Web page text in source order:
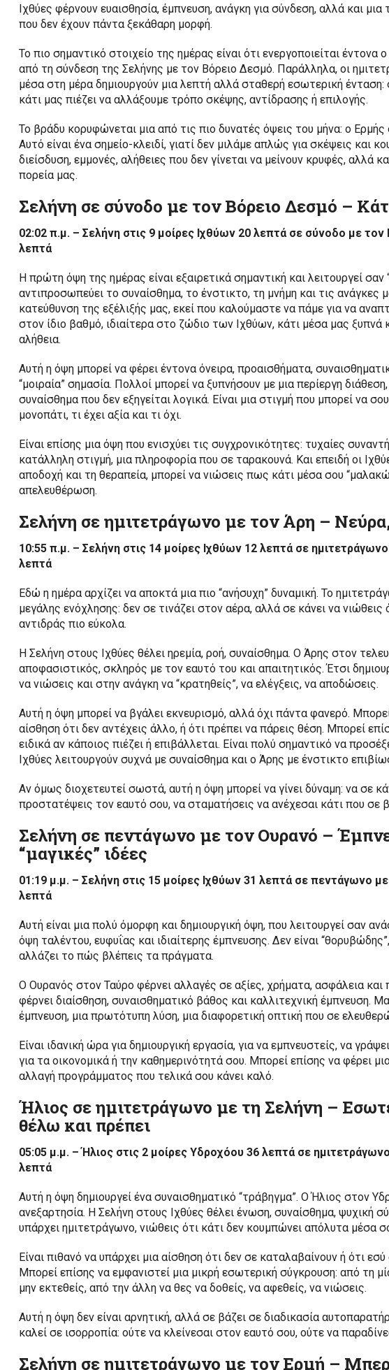
Ιχθύες φέρνουν ευαισθησία, έμπνευση, ανάγκη για σύνδεση, αλλά και
που δεν έχουν πάντα ξεκάθαρη μορφή.
Το πιο σημαντικό στοιχείο της ημέρας είναι ότι ενεργοποιείται
από τη σύνδεση της Σελήνης με τον Βόρειο Δεσμό. Παράλληλα, οι
μέσα στη μέρα δημιουργούν μια λεπτή αλλά σταθερή εσωτερική ένταση:
κάτι μας πιέζει να αλλάξουμε τρόπο σκέψης, αντίδρασης ή επιλογής.
Το βράδυ κορυφώνεται μια από τις πιο δυνατές όψεις του μήνα: ο
Αυτό είναι ένα σημείο-κλειδί, γιατί δεν μιλάμε απλώς για σκέψεις και
διείσδυση, εμμονές, αλήθειες που δεν γίνεται να μείνουν κρυφές, αλλά
πορεία μας.
Σελήνη σε σύνοδο με τον Βόρειο Δεσμό –
02:02 π.μ. – Σελήνη στις 9 μοίρες Ιχθύων 20 λεπτά σε σύνοδο με
λεπτά
Η πρώτη όψη της ημέρας είναι εξαιρετικά σημαντική και λειτουργεί
αντιπροσωπεύει το συναίσθημα, το ένστικτο, τη μνήμη και τις ανάγκες
κατεύθυνση της εξέλιξής μας, εκεί που καλούμαστε να πάμε για να
στον ίδιο βαθμό, ιδιαίτερα στο ζώδιο των Ιχθύων, κάτι μέσα μας ξυπνά
αλήθεια.
Αυτή η όψη μπορεί να φέρει έντονα όνειρα, προαισθήματα,
“μοιραία” σημασία. Πολλοί μπορεί να ξυπνήσουν με μια περίεργη
συναίσθημα που δεν εξηγείται λογικά. Είναι μια στιγμή που μπορεί να
μονοπάτι, τι έχει αξία και τι όχι.
Είναι επίσης μια όψη που ενισχύει τις συγχρονικότητες: τυχαίες
κατάλληλη στιγμή, μια πληροφορία που σε ταρακουνά. Και επειδή οι
αποδοχή και τη θεραπεία, μπορεί να νιώσεις πως κάτι μέσα σου
απελευθέρωση.
Σελήνη σε ημιτετράγωνο με τον Άρη –
10:55 π.μ. – Σελήνη στις 14 μοίρες Ιχθύων 12 λεπτά σε
λεπτά
Εδώ η ημέρα αρχίζει να αποκτά μια πιο “ανήσυχη” δυναμική. Το
μεγάλης ενόχλησης: δεν σε τινάζει στον αέρα, αλλά σε κάνει να νιώθεις
αντιδράς πιο εύκολα.
Η Σελήνη στους Ιχθύες θέλει ηρεμία, ροή, συναίσθημα. Ο Άρης στον
αποφασιστικός, σκληρός με τον εαυτό του και απαιτητικός. Έτσι
να νιώσεις και στην ανάγκη να “κρατηθείς”, να ελέγξεις, να αποδώσεις.
Αυτή η όψη μπορεί να βγάλει εκνευρισμό, αλλά όχι πάντα φανερό.
αίσθηση ότι δεν αντέχεις άλλο, ή ότι πρέπει να πάρεις θέση. Μπορεί
ειδικά αν κάποιος πιέζει ή επιβάλλεται. Είναι πολύ σημαντικό να
Ιχθύες λειτουργούν συχνά με συναίσθημα και ο Άρης με ένστικτο
Αν όμως διοχετευτεί σωστά, αυτή η όψη μπορεί να γίνει δύναμη: να σε
προστατέψεις τον εαυτό σου, να σταματήσεις να ανέχεσαι κάτι που σε
Σελήνη σε πεντάγωνο με τον Ουρανό –
“μαγικές” ιδέες
01:19 μ.μ. – Σελήνη στις 15 μοίρες Ιχθύων 31 λεπτά σε πεντάγωνο
λεπτά
Αυτή είναι μια πολύ όμορφη και δημιουργική όψη, που λειτουργεί σαν
όψη ταλέντου, ευφυΐας και ιδιαίτερης έμπνευσης. Δεν είναι
αλλάζει το πώς βλέπεις τα πράγματα.
Ο Ουρανός στον Ταύρο φέρνει αλλαγές σε αξίες, χρήματα, ασφάλεια
φέρνει διαίσθηση, συναισθηματικό βάθος και καλλιτεχνική έμπνευση.
έμπνευση, μια πρωτότυπη λύση, μια διαφορετική οπτική που σε
Είναι ιδανική ώρα για δημιουργική εργασία, για να εμπνευστείς, να
για τα οικονομικά ή την καθημερινότητά σου. Μπορεί επίσης να φέρει
αλλαγή προγράμματος που τελικά σου κάνει καλό.
Ήλιος σε ημιτετράγωνο με τη Σελήνη –
θέλω και πρέπει
05:05 μ.μ. – Ήλιος στις 2 μοίρες Υδροχόου 36 λεπτά σε
λεπτά
Αυτή η όψη δημιουργεί ένα συναισθηματικό “τράβηγμα”. Ο Ήλιος στον
ανεξαρτησία. Η Σελήνη στους Ιχθύες θέλει ένωση, συναίσθημα, ψυχική
υπάρχει ημιτετράγωνο, νιώθεις ότι κάτι δεν κουμπώνει απόλυτα μέσα
Είναι πιθανό να υπάρχει μια αίσθηση ότι δεν σε καταλαβαίνουν ή ότι
Μπορεί επίσης να εμφανιστεί μια μικρή εσωτερική σύγκρουση: από τη
μην εκτεθείς, από την άλλη να θες να δοθείς, να αφεθείς, να νιώσεις.
Αυτή η όψη δεν είναι αρνητική, αλλά σε βάζει σε διαδικασία
καλεί σε ισορροπία: ούτε να κλείνεσαι στον εαυτό σου, ούτε να
Σελήνη σε ημιτετράγωνο με τον Ερμή –